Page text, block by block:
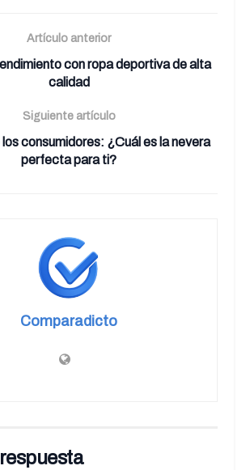
Artículo anterior
con ropa deportiva de alta
calidad
Siguiente artículo
consumidores: ¿Cuál es la nevera
perfecta para ti?
Comparadicto